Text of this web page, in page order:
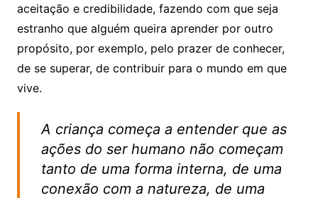
aceitação e credibilidade, fazendo com que seja
estranho que alguém queira aprender por outro
propósito, por exemplo, pelo prazer de conhecer,
de se superar, de contribuir para o mundo em que
vive.
A criança começa a entender que as
ações do ser humano não começam
tanto de uma forma interna, de uma
conexão com a natureza, de uma